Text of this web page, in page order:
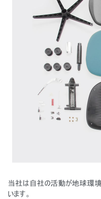
Facebook
Twitter
Linkedin
to
Instagram
to
Humanscale
Blog
to
Pinterest
to
当社は自社の活動が地球環
います。